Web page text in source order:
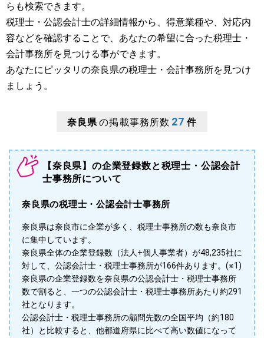
らも検索できます。
税理士・公認会計士の詳細情報から、得意業種や、対応内
容などを確認することで、あなたの希望に合った税理士・
会計事務所を見つける事ができます。
あなたにピッタリの奈良県の税理士・会計事務所を見つけ
ましょう。
奈良県の掲載事務所数 27 件
【奈良県】の企業登録数と税理士・公認会計
士事務所について
奈良県の税理士・公認会計士事務所
奈良県は奈良市に企業が多く、税理士事務所の数も奈良市
に集中しています。
奈良県全体の企業登録数（法人+個人事業者）が48,235社に
対して、公認会計士・税理士事務所が166件あります。(※1)
奈良県の企業登録数を奈良県の公認会計士・税理士事務所
数で割ると、一つの公認会計士・税理士事務所あたり約291
社となります。
公認会計士・税理士事務所の顧問先数の全国平均（約180
社）と比較すると、他都道府県に比べて高い数値になって